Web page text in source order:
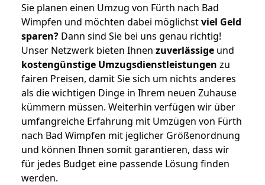
Sie planen einen Umzug von Fürth nach Bad
Wimpfen und möchten dabei möglichstviel Geld
sparen? Dann sind Sie bei uns genau richtig!
Unser Netzwerk bieten Ihnen zuverlässige und
kostengünstige Umzugsdienstleistungen zu
fairen Preisen, damit Sie sich um nichts anderes
als die wichtigen Dinge in Ihrem neuen Zuhause
kümmern müssen. Weiterhin verfügen wir über
umfangreiche Erfahrung mit Umzügen von Fürth
nach Bad Wimpfen mit jeglicher Größenordnung
und können Ihnen somit garantieren, dass wir
für jedes Budget eine passende Lösung finden
werden.